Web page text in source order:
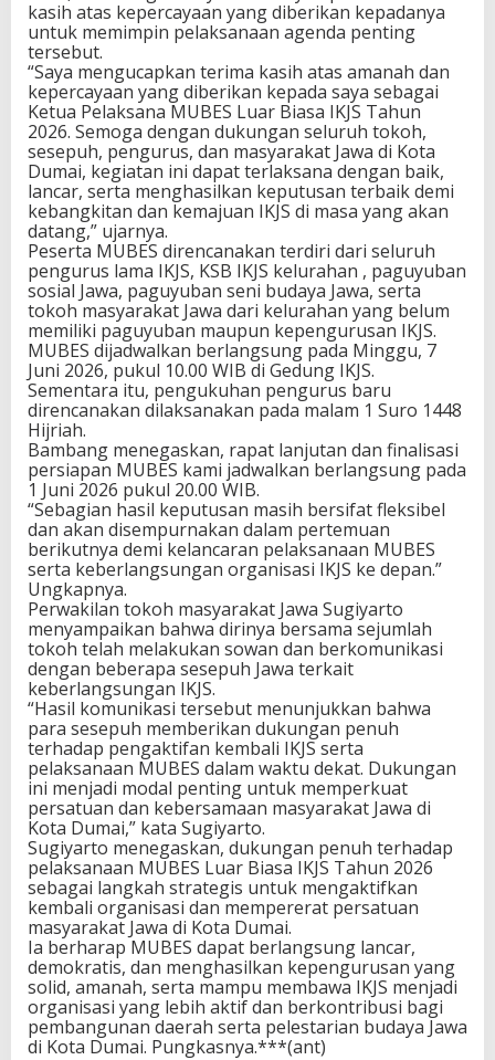
kasih atas kepercayaan yang diberikan kepadanya
untuk memimpin pelaksanaan agenda penting
tersebut.
“Saya mengucapkan terima kasih atas amanah dan
kepercayaan yang diberikan kepada saya sebagai
Ketua Pelaksana MUBES Luar Biasa IKJS Tahun
2026. Semoga dengan dukungan seluruh tokoh,
sesepuh, pengurus, dan masyarakat Jawa di Kota
Dumai, kegiatan ini dapat terlaksana dengan baik,
lancar, serta menghasilkan keputusan terbaik demi
kebangkitan dan kemajuan IKJS di masa yang akan
datang,” ujarnya.
Peserta MUBES direncanakan terdiri dari seluruh
pengurus lama IKJS, KSB IKJS kelurahan , paguyuban
sosial Jawa, paguyuban seni budaya Jawa, serta
tokoh masyarakat Jawa dari kelurahan yang belum
memiliki paguyuban maupun kepengurusan IKJS.
MUBES dijadwalkan berlangsung pada Minggu, 7
Juni 2026, pukul 10.00 WIB di Gedung IKJS.
Sementara itu, pengukuhan pengurus baru
direncanakan dilaksanakan pada malam 1 Suro 1448
Hijriah.
Bambang menegaskan, rapat lanjutan dan finalisasi
persiapan MUBES kami jadwalkan berlangsung pada
1 Juni 2026 pukul 20.00 WIB.
“Sebagian hasil keputusan masih bersifat fleksibel
dan akan disempurnakan dalam pertemuan
berikutnya demi kelancaran pelaksanaan MUBES
serta keberlangsungan organisasi IKJS ke depan.”
Ungkapnya.
Perwakilan tokoh masyarakat Jawa Sugiyarto
menyampaikan bahwa dirinya bersama sejumlah
tokoh telah melakukan sowan dan berkomunikasi
dengan beberapa sesepuh Jawa terkait
keberlangsungan IKJS.
“Hasil komunikasi tersebut menunjukkan bahwa
para sesepuh memberikan dukungan penuh
terhadap pengaktifan kembali IKJS serta
pelaksanaan MUBES dalam waktu dekat. Dukungan
ini menjadi modal penting untuk memperkuat
persatuan dan kebersamaan masyarakat Jawa di
Kota Dumai,” kata Sugiyarto.
Sugiyarto menegaskan, dukungan penuh terhadap
pelaksanaan MUBES Luar Biasa IKJS Tahun 2026
sebagai langkah strategis untuk mengaktifkan
kembali organisasi dan mempererat persatuan
masyarakat Jawa di Kota Dumai.
Ia berharap MUBES dapat berlangsung lancar,
demokratis, dan menghasilkan kepengurusan yang
solid, amanah, serta mampu membawa IKJS menjadi
organisasi yang lebih aktif dan berkontribusi bagi
pembangunan daerah serta pelestarian budaya Jawa
di Kota Dumai. Pungkasnya.***(ant)